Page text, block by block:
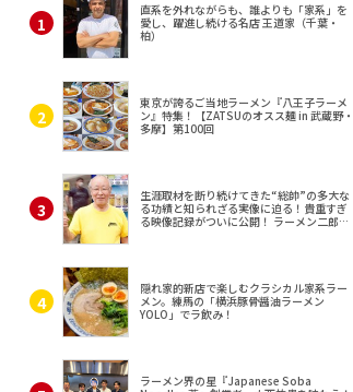
直系を外れながらも、誰よりも「家系」を
愛し、躍進し続ける名店 王道家（千葉・
柏）
東京が誇るご当地ラーメン『八王子ラーメ
ン』特集！【ZATSUのオスス麺 in 武蔵野・
多摩】第100回
生涯取材を断り続けてきた“総帥”の多大な
る功績と知られざる実像に迫る！貴重すぎ
る映像記録がついに公開！ ラーメン二郎
隠れ家的新店で楽しむクラシカル家系ラー
メン。練馬の「横浜豚骨醤油ラーメン
YOLO」でラ飲み！
ラーメン界の星『Japanese Soba